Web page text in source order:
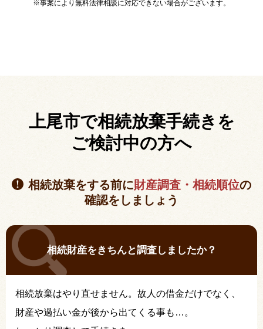
※事案により無料法律相談に対応できない場合がございます。
上尾市で相続放棄手続きを
ご検討中の方へ
相続放棄をする前に財産調査・相続順位の
確認をしましょう
相続財産をきちんと調査しましたか？
相続放棄はやり直せません。故人の借金だけでなく、
財産や過払い金が後から出てくる事も…。